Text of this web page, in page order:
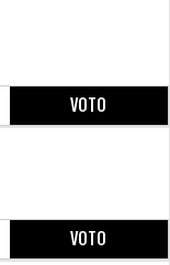
VOTO
VOTO